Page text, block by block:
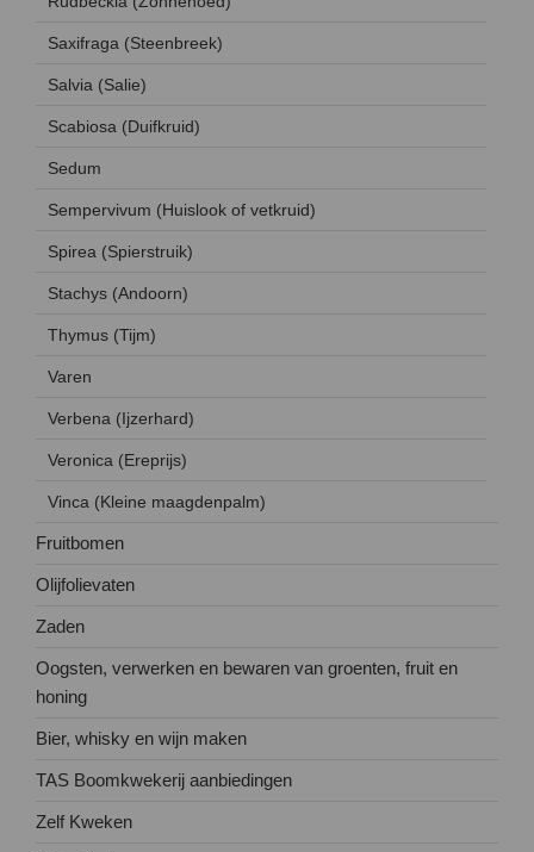
Saxifraga (Steenbreek)
Salvia (Salie)
Scabiosa (Duifkruid)
Sedum
Sempervivum (Huislook of vetkruid)
Spirea (Spierstruik)
Stachys (Andoorn)
Thymus (Tijm)
Varen
Verbena (Ijzerhard)
Veronica (Ereprijs)
Vinca (Kleine maagdenpalm)
Fruitbomen
Olijfolievaten
Zaden
Oogsten, verwerken en bewaren van groenten, fruit en
honing
Bier, whisky en wijn maken
TAS Boomkwekerij aanbiedingen
Zelf Kweken